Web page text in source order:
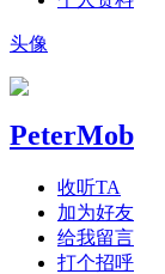
头像
PeterMob
收听TA
加为好友
给我留言
打个招呼